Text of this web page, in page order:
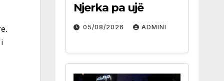
Njerka pa ujë
05/08/2026 ADMINI